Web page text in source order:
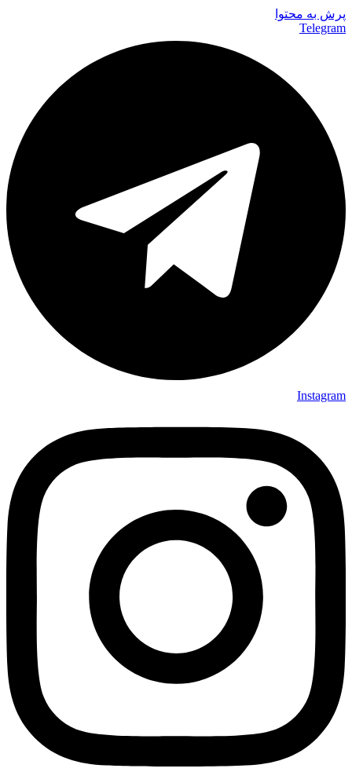
پرش به محتوا
Telegram
Instagram